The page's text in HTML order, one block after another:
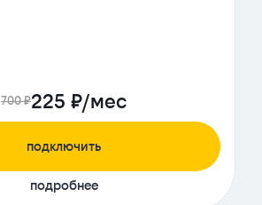
700 ₽225 ₽/мес
подключить
подробнее